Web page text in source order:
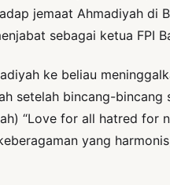
jemaat Ahmadiyah di
sebagai ketua FPI
ke beliau
setelah bincang-bincang
“Love for all hatred for
yang